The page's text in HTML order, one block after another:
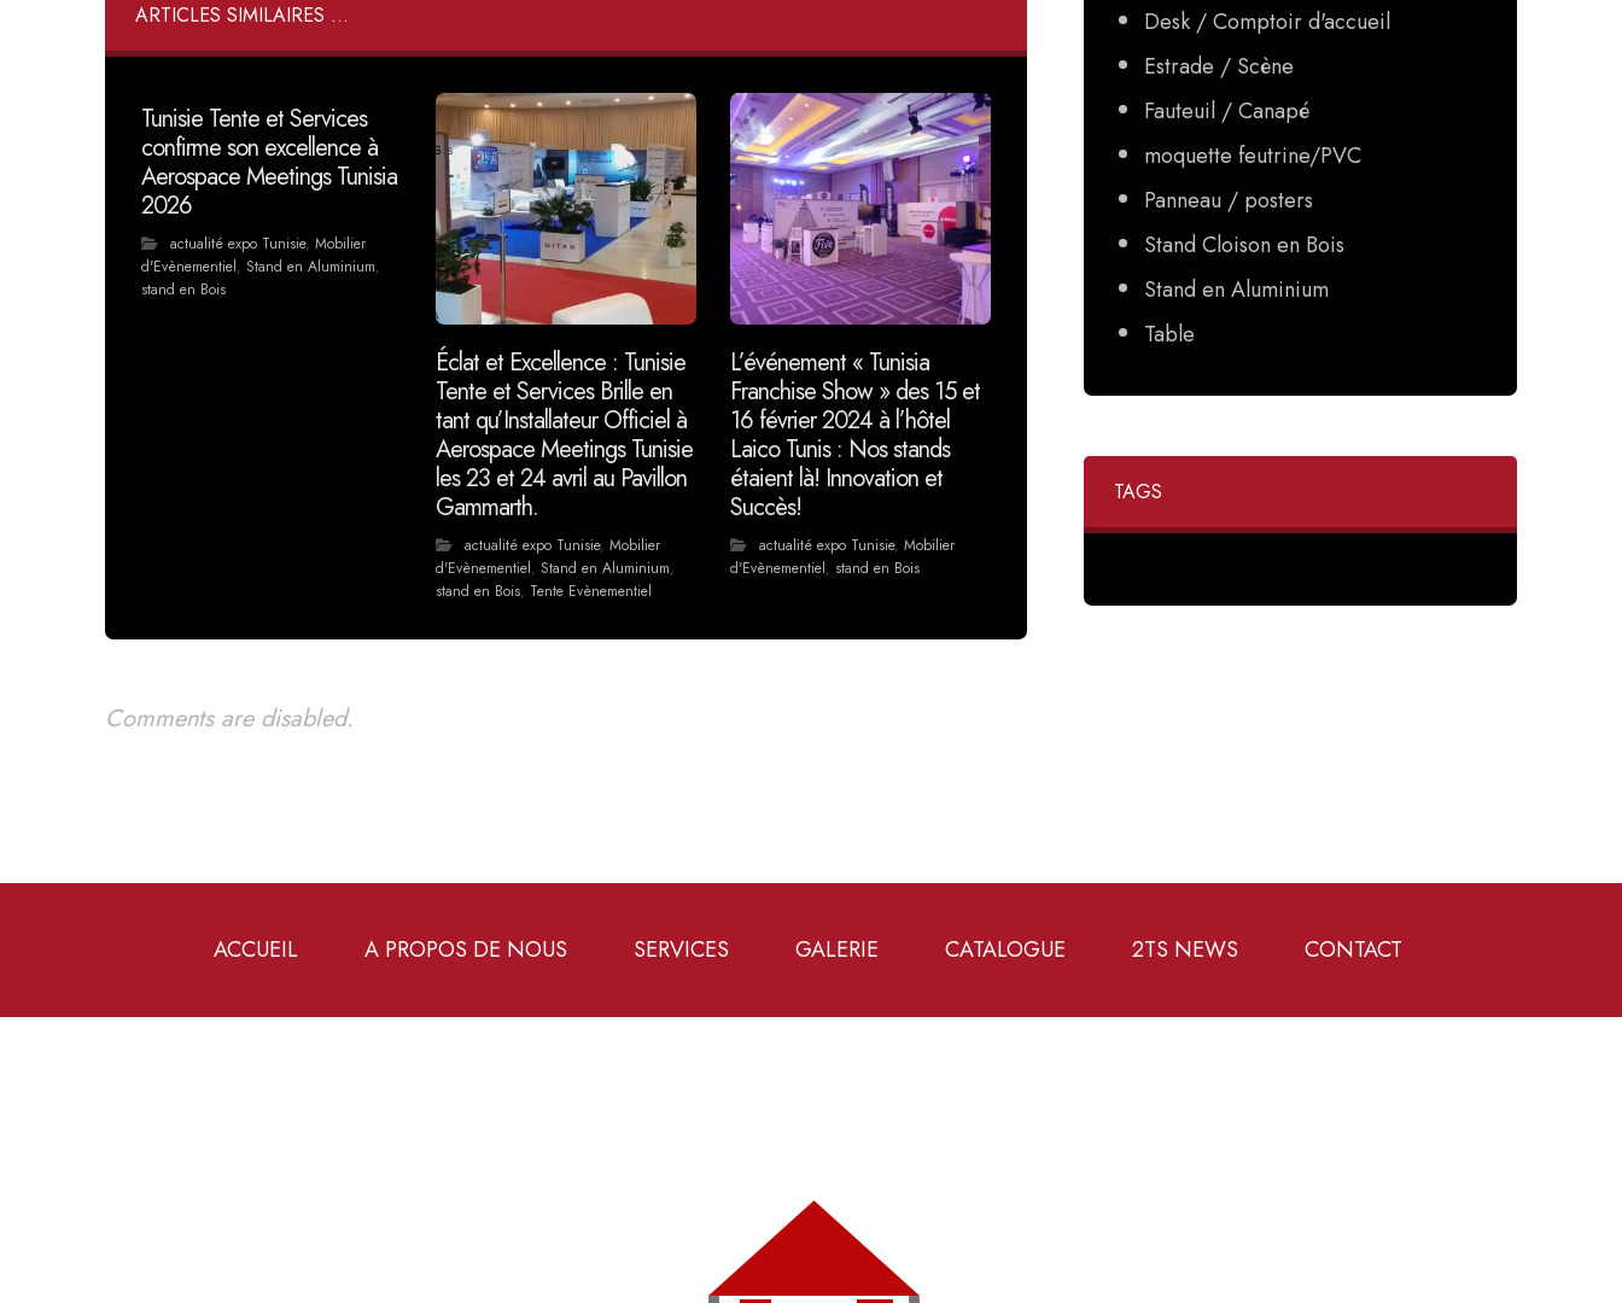
ARTICLES SIMILAIRES ...
Tunisie Tente et Services
confirme son excellence à
Aerospace Meetings Tunisia
2026
actualité expo Tunisie, Mobilier
d'Evènementiel, Stand en Aluminium,
stand en Bois
Éclat et Excellence : Tunisie
Tente et Services Brille en
tant qu’Installateur Officiel à
Aerospace Meetings Tunisie
les 23 et 24 avril au Pavillon
Gammarth.
actualité expo Tunisie,Mobilier
d'Evènementiel,Stand en Aluminium,
stand en Bois, Tente Evènementiel
L’événement « Tunisia
Franchise Show » des 15 et
16 février 2024 à l’hôtel
Laico Tunis : Nos stands
étaient là! Innovation et
Succès!
actualité expo Tunisie,Mobilier
d'Evènementiel, stand en Bois
Comments are disabled.
Desk / Comptoir d'accueil
Estrade / Scène
Fauteuil / Canapé
moquette feutrine/PVC
Panneau / posters
Stand Cloison en Bois
Stand en Aluminium
Table
TAGS
ACCUEIL A PROPOS DE NOUS SERVICES GALERIE CATALOGUE 2TS NEWS CONTACT